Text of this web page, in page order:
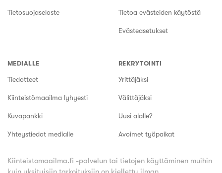
Tietosuojaseloste Tietoa evästeiden käytöstä
Evästeasetukset
MEDIALLE
Tiedotteet
Kiinteistömaailma lyhyesti
Kuvapankki
Yhteystiedot medialle
REKRYTOINTI
Yrittäjäksi
Välittäjäksi
Uusi alalle?
Avoimet työpaikat
Kiinteistomaailma.fi -palvelun tai tietojen käyttäminen muihin